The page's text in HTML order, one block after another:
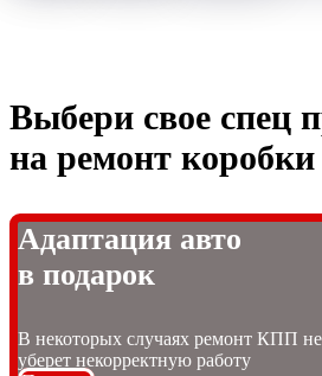
Выбери свое спец
на ремонт коробки
Адаптация авто
в подарок
В некоторых случаях ремонт КПП не
уберет некорректную работу